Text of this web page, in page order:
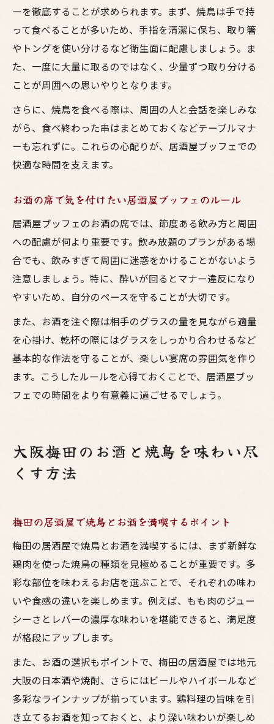
ーを徹底することが求められます。まず、焼鳥は手で持
って食べることが多いため、手指を清潔に保ち、取り箸
やトングを使い分けるなど衛生面に配慮しましょう。ま
た、一度に大量に取るのではなく、少量ずつ取り分ける
ことが周囲への思いやりとなります。
さらに、焼鳥を食べる際は、周囲の人と会話を楽しみな
がら、食べ終わった串はまとめておくなどテーブルマナ
ーも忘れずに。これらの心配りが、居酒屋ブッフェでの
快適な時間を支えます。
お酒の席で気を付けたい居酒屋ブッフェのルール
居酒屋ブッフェのお酒の席では、節度ある飲み方と周囲
への配慮が何より重要です。飲み放題のプランがある場
合でも、飲みすぎて周囲に迷惑をかけることがないよう
注意しましょう。特に、酔いが回るとマナー違反になり
やすいため、自分のペースを守ることが大切です。
また、お酒を注ぐ際は相手のグラスの量を見ながら適量
を心掛け、乾杯の際にはグラスをしっかり合わせるなど
基本的な作法を守ることが、楽しい宴席の雰囲気を作り
ます。こうしたルールを心得ておくことで、居酒屋ブッ
フェでの時間をより有意義に過ごせるでしょう。
大阪梅田のお酒と焼鳥を味わい尽
くす方法
梅田の居酒屋で焼鳥とお酒を満喫するポイント
梅田の居酒屋で焼鳥とお酒を満喫するには、まず新鮮な
鶏肉を使った焼鳥の種類を見極めることが重要です。多
彩な部位を味わえるお店を選ぶことで、それぞれの味わ
いや食感の違いを楽しめます。例えば、もも肉のジュー
シーさとレバーの濃厚な味わいを堪能できると、満足度
が格段にアップします。
また、お酒の選択もポイントで、梅田の居酒屋では地元
大阪の日本酒や焼酎、さらにはビールやハイボールなど
多彩なラインナップが揃っています。鶏料理の旨味を引
き立てるお酒を知っておくと、より深い味わいが楽しめ